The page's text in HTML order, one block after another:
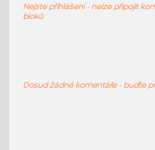
DWG
Nejste přihlášeni - nelze připojit
bloků
Dosud žádné komentáře - buďte